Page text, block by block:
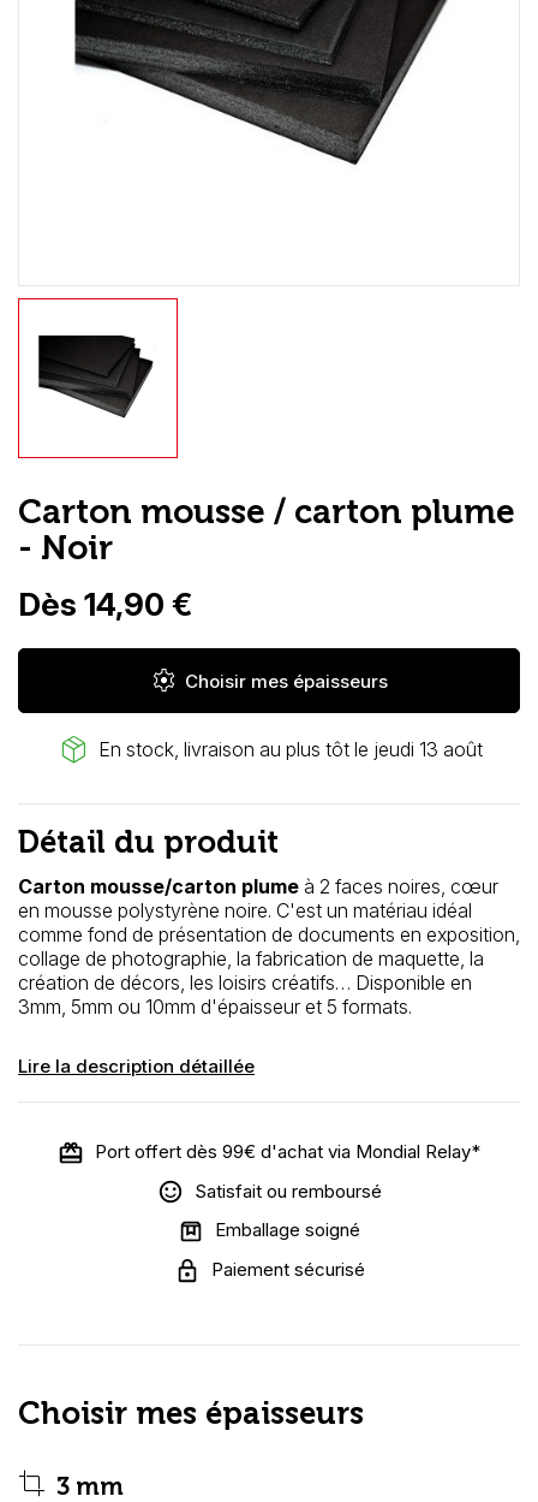
Loisirs Créatifs
Coffrets & cadeaux
Carton mousse / carton plume
- Noir
Dès 14,90 €
settings Choisir mes épaisseurs
package_2 En stock, livraison au plus tôt le jeudi 13 août
Détail du produit
Carton mousse/carton plume à 2 faces noires, cœur
en mousse polystyrène noire. C'est un matériau idéal
comme fond de présentation de documents en exposition,
collage de photographie, la fabrication de maquette, la
création de décors, les loisirs créatifs… Disponible en
3mm, 5mm ou 10mm d'épaisseur et 5 formats.
Lire la description détaillée
Port offert dès 99€ d'achat via Mondial Relay*
Satisfait ou remboursé
Emballage soigné
Paiement sécurisé
Choisir mes épaisseurs
crop 3 mm